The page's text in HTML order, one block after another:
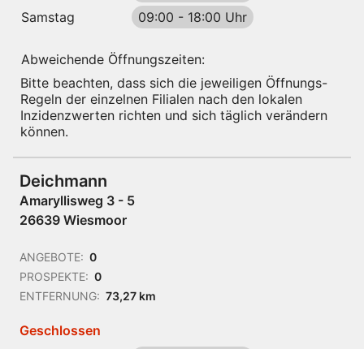
Samstag
09:00 - 18:00 Uhr
Abweichende Öffnungszeiten:
Bitte beachten, dass sich die jeweiligen Öffnungs-
Regeln der einzelnen Filialen nach den lokalen
Inzidenzwerten richten und sich täglich verändern
können.
Deichmann
Amaryllisweg 3 - 5
26639 Wiesmoor
ANGEBOTE: 0
PROSPEKTE: 0
ENTFERNUNG: 73,27 km
Geschlossen